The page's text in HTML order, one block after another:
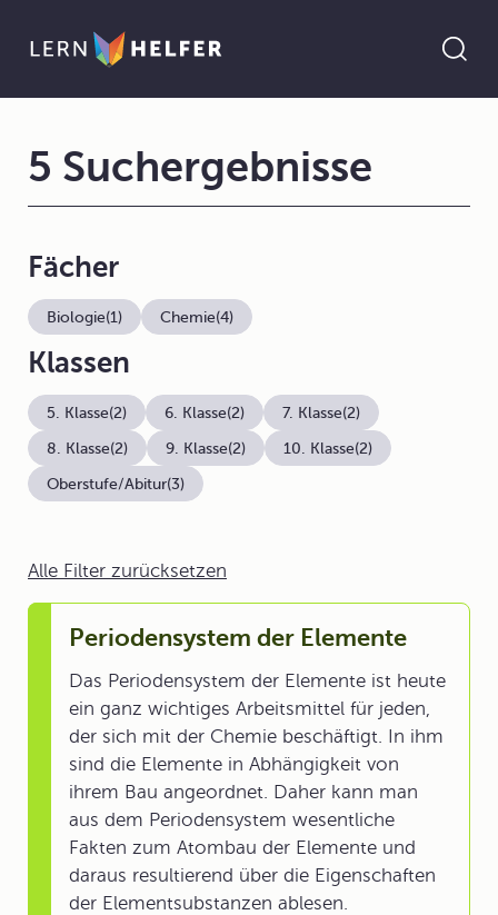
Alle Filter zurücksetzen
Periodensystem der Elemente
Das Periodensystem der Elemente ist heute
ein ganz wichtiges Arbeitsmittel für jeden,
der sich mit der Chemie beschäftigt. In ihm
sind die Elemente in Abhängigkeit von
ihrem Bau angeordnet. Daher kann man
aus dem Periodensystem wesentliche
Fakten zum Atombau der Elemente und
daraus resultierend über die Eigenschaften
der Elementsubstanzen ablesen.
5 Suchergebnisse
Fächer
Biologie(1) Chemie(4)
Klassen
5. Klasse(2) 6. Klasse(2) 7. Klasse(2)
8. Klasse(2) 9. Klasse(2) 10. Klasse(2)
Oberstufe/Abitur(3)